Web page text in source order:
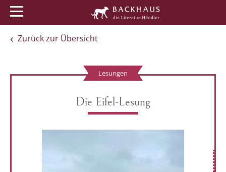
Zurück zur Übersicht
Lesungen
Die Eifel-Lesung